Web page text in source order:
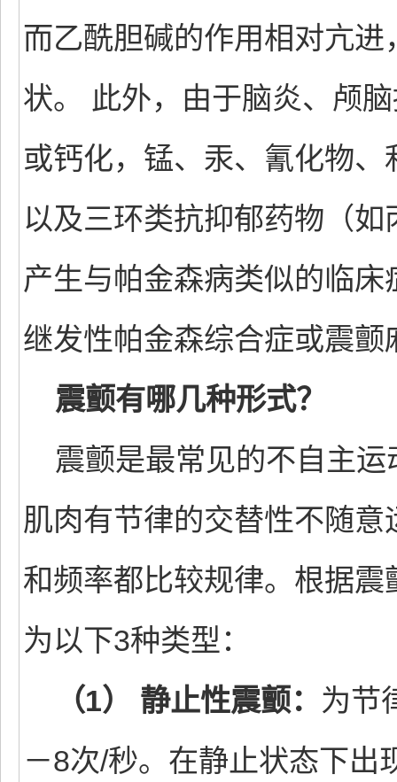
而乙酰胆碱的作用相对亢
状。 此外，由于脑炎、颅
或钙化，锰、汞、氰化物
以及三环类抗抑郁药物（
产生与帕金森病类似的临
继发性帕金森综合症或震
震颤有哪几种形式？
震颤是最常见的不自主运
肌肉有节律的交替性不随
和频率都比较规律。根据
为以下3种类型：
（1） 静止性震颤： 为节
－8次/秒。在静止状态下出